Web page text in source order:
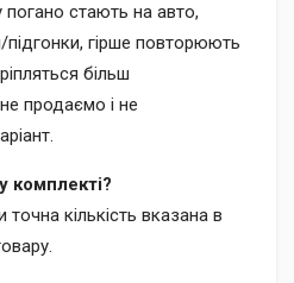
стають на авто,
підгонки, гірше повторюють
більш
продаємо і не
комплекті?
кількість вказана в